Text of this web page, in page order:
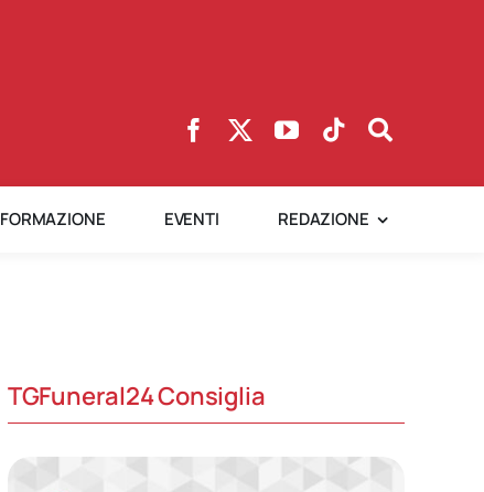
FORMAZIONE EVENTI REDAZIONE
TGFuneral24 Consiglia